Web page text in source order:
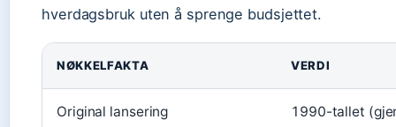
hverdagsbruk uten å sprenge budsjettet.
NØKKELFAKTA VERDI
Original lansering 1990-tallet